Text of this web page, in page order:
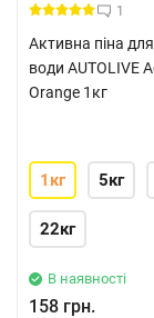
1
Активна піна
води AUTOLIVE
Orange 1кг
1кг 5кг
22кг
В наявності
158 грн.